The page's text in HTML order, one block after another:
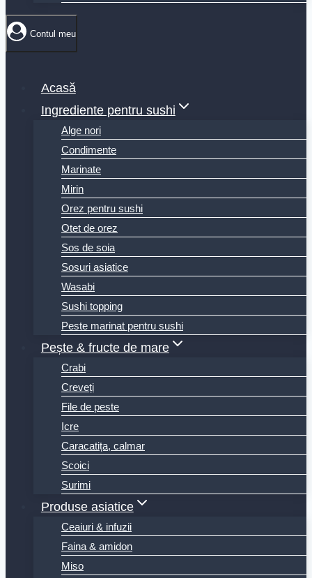
Contul meu
Acasă
Ingrediente pentru sushi
Alge nori
Condimente
Marinate
Mirin
Orez pentru sushi
Otet de orez
Sos de soia
Sosuri asiatice
Wasabi
Sushi topping
Peste marinat pentru sushi
Pește & fructe de mare
Crabi
Creveți
File de peste
Icre
Caracatița, calmar
Scoici
Surimi
Produse asiatice
Ceaiuri & infuzii
Faina & amidon
Miso